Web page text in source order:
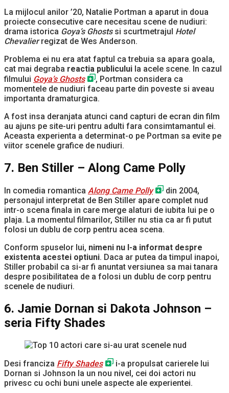
La mijlocul anilor ’20, Natalie Portman a aparut in doua
proiecte consecutive care necesitau scene de nudiuri:
drama istorica Goya’s Ghostssi scurtmetrajul Hotel
Chevalierregizat de Wes Anderson.
Problema ei nu era atat faptul ca trebuia sa apara goala,
cat mai degraba reactia publicului la acele scene. In cazul
filmului Goya’s Ghosts
, Portman considera ca
momentele de nudiuri faceau parte din poveste si aveau
importanta dramaturgica.
A fost insa deranjata atunci cand capturi de ecran din film
au ajuns pe site-uri pentru adulti fara consimtamantul ei.
Aceasta experienta a determinat-o pe Portman sa evite pe
viitor scenele grafice de nudiuri.
7. Ben Stiller – Along Came Polly
In comedia romantica Along Came Polly
din 2004,
personajul interpretat de Ben Stiller apare complet nud
intr-o scena finala in care merge alaturi de iubita lui pe o
plaja. La momentul filmarilor, Stiller nu stia ca ar fi putut
folosi un dublu de corp pentru acea scena.
Conform spuselor lui, nimeni nu l-a informat despre
existenta acestei optiuni. Daca ar putea da timpul inapoi,
Stiller probabil ca si-ar fi anuntat versiunea sa mai tanara
despre posibilitatea de a folosi un dublu de corp pentru
scenele de nudiuri.
6. Jamie Dornan si Dakota Johnson –
seria Fifty Shades
Desi franciza Fifty Shades
i-a propulsat carierele lui
Dornan si Johnson la un nou nivel, cei doi actori nu
privesc cu ochi buni unele aspecte ale experientei.